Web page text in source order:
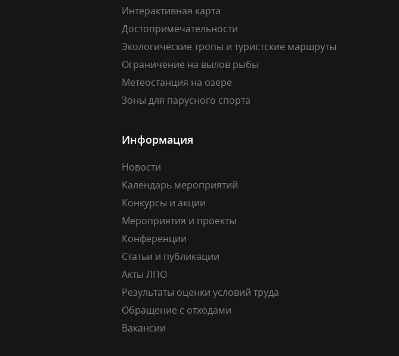
Интерактивная карта
Достопримечательности
Экологические тропы и туристские маршруты
Ограничение на вылов рыбы
Метеостанция на озере
Зоны для парусного спорта
Информация
Новости
Календарь мероприятий
Конкурсы и акции
Мероприятия и проекты
Конференции
Статьи и публикации
Акты ЛПО
Результаты оценки условий труда
Обращение с отходами
Вакансии